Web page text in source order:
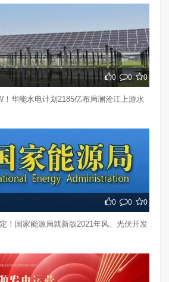
0 0 0
！华能水电计划2185亿布局澜沧江上游水
0 0 0
！国家能源局就新版2021年风、光伏开发